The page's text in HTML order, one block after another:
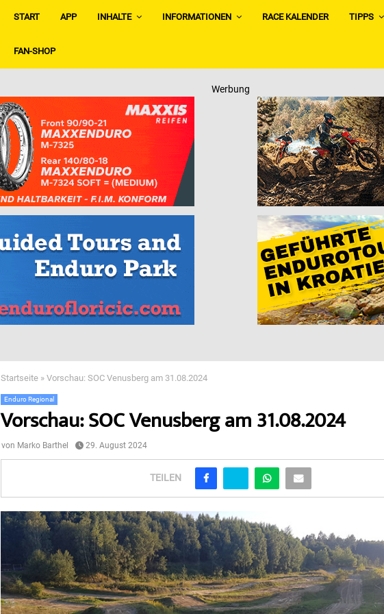
START APP INHALTE INFORMATIONEN RACE KALENDER TIPPS
FAN-SHOP
Werbung
Startseite »Vorschau: SOC Venusberg am 31.08.2024
Enduro Regional
Vorschau: SOC Venusberg am 31.08.2024
von Marko Barthel 29. August 2024
TEILEN